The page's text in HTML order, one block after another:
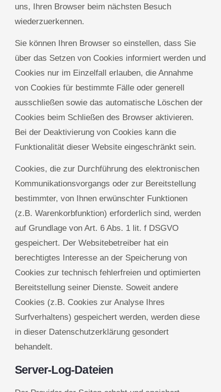
uns, Ihren Browser beim nächsten Besuch
wiederzuerkennen.
Sie können Ihren Browser so einstellen, dass Sie
über das Setzen von Cookies informiert werden und
Cookies nur im Einzelfall erlauben, die Annahme
von Cookies für bestimmte Fälle oder generell
ausschließen sowie das automatische Löschen der
Cookies beim Schließen des Browser aktivieren.
Bei der Deaktivierung von Cookies kann die
Funktionalität dieser Website eingeschränkt sein.
Cookies, die zur Durchführung des elektronischen
Kommunikationsvorgangs oder zur Bereitstellung
bestimmter, von Ihnen erwünschter Funktionen
(z.B. Warenkorbfunktion) erforderlich sind, werden
auf Grundlage von Art. 6 Abs. 1 lit. f DSGVO
gespeichert. Der Websitebetreiber hat ein
berechtigtes Interesse an der Speicherung von
Cookies zur technisch fehlerfreien und optimierten
Bereitstellung seiner Dienste. Soweit andere
Cookies (z.B. Cookies zur Analyse Ihres
Surfverhaltens) gespeichert werden, werden diese
in dieser Datenschutzerklärung gesondert
behandelt.
Server-Log-Dateien